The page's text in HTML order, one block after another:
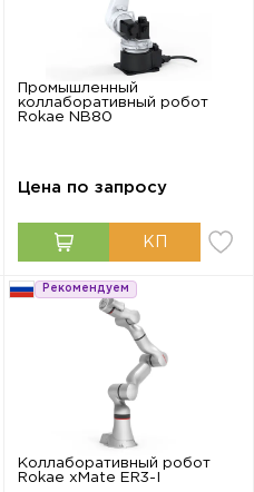
Промышленный
коллаборативный робот
Rokae NB80
Цена по запросу
Рекомендуем
Коллаборативный робот
Rokae xMate ER3-I